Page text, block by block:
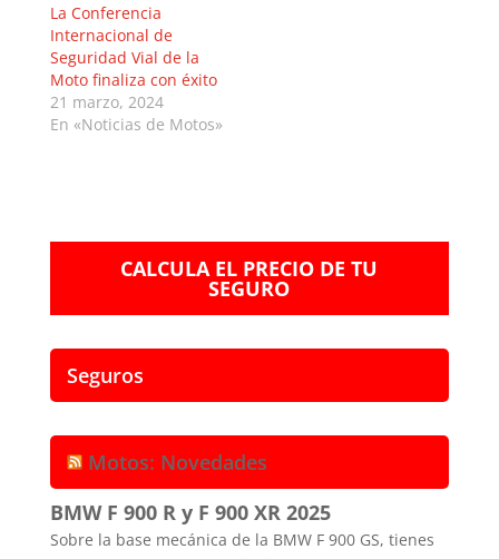
La Conferencia
Internacional de
Seguridad Vial de la
Moto finaliza con éxito
21 marzo, 2024
En «Noticias de Motos»
CALCULA EL PRECIO DE TU
SEGURO
Seguros
Motos: Novedades
BMW F 900 R y F 900 XR 2025
Sobre la base mecánica de la BMW F 900 GS, tienes